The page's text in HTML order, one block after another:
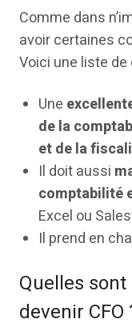
Comme dans
avoir certaines
Voici une liste
Une
de la
et de la
Il doit aussi
comptabilité
Excel ou
Il prend en
Quelles
devenir CFO